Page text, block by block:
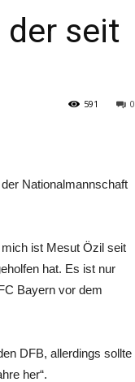
der seit
0
591
Nationalmannschaft
ist Mesut Özil seit
hat. Es ist nur
Bayern vor dem
DFB, allerdings sollte
her“.